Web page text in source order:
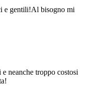
e gentili!Al bisogno mi
neanche troppo costosi